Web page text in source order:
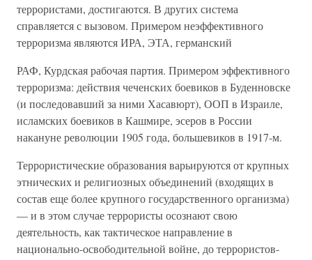
террористами, достигаются. В других система
справляется с вызовом. Примером неэффективного
терроризма являются ИРА, ЭТА, германский
РАФ, Курдская рабочая партия. Примером эффективного
терроризма: действия чеченских боевиков в Буденновске
(и последовавший за ними Хасавюрт), ООП в Израиле,
исламских боевиков в Кашмире, эсеров в России
накануне революции 1905 года, большевиков в 1917-м.
Террористические образования варьируются от крупных
этнических и религиозных объединений (входящих в
состав еще более крупного государственного организма)
— и в этом случае террористы осознают свою
деятельность, как тактическое направление в
национально-освободительной войне, до террористов-